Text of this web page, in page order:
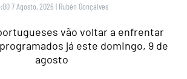
7 Agosto, 2026 | Rubén Gonçalves
vão voltar a enfrentar
já este domingo, 9 de
agosto